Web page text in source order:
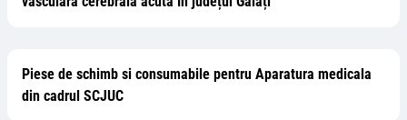
Piese de schimb si consumabile pentru Aparatura medicala
din cadrul SCJUC